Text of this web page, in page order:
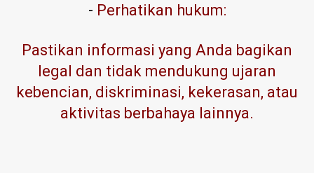
- Perhatikan hukum:
Pastikan informasi yang Anda bagikan
legal dan tidak mendukung ujaran
kebencian, diskriminasi, kekerasan, atau
aktivitas berbahaya lainnya.